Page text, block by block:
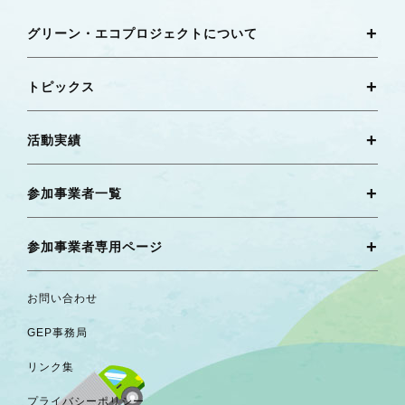
グリーン・エコプロジェクトについて
トピックス
活動実績
参加事業者一覧
参加事業者専用ページ
お問い合わせ
GEP事務局
リンク集
プライバシーポリシー